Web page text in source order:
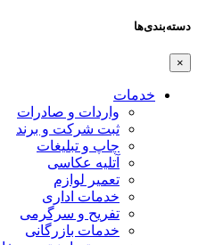
دسته‌بندی‌ها
×
خدمات
واردات و صادرات
ثبت شرکت و برند
چاپ و تبلیغات
آتلیه عکاسی
تعمیر لوازم
خدمات اداری
تفریح و سرگرمی
خدمات بازرگانی